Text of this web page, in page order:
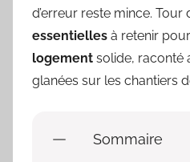
d’erreur reste mince. Tour
essentielles à retenir
logement solide, raconté
glanées sur les chantiers
Sommaire